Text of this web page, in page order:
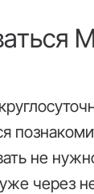
не
через